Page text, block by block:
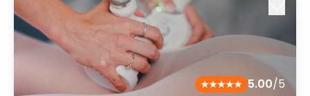
5.00/5